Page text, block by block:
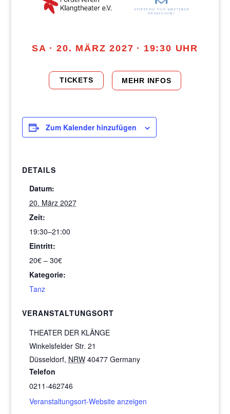
SA · 20. MÄRZ 2027 · 19:30 UHR
TICKETS MEHR INFOS
Zum Kalender hinzufügen
DETAILS
Datum:
20. März 2027
Zeit:
19:30–21:00
Eintritt:
20€ – 30€
Kategorie:
Tanz
VERANSTALTUNGSORT
THEATER DER KLÄNGE
Winkelsfelder Str. 21
Düsseldorf, NRW 40477 Germany
Telefon
0211-462746
Veranstaltungsort-Website anzeigen